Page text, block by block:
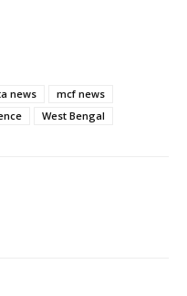
news
mcf news
West Bengal